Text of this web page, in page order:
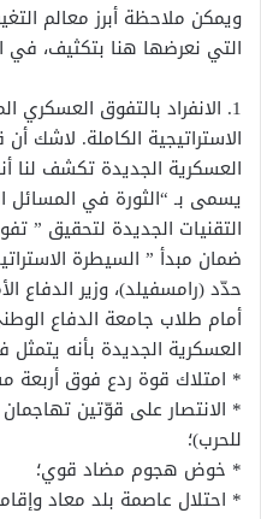
ويمكن ملاحظة أبرز معالم
التي نعرضها هنا بتكثيف، في
1. الانفراد بالتفوق
الاستراتيجية الكاملة. لاشك
العسكرية الجديدة تكشف لنا
يسمى بـ “الثورة في
التقنيات الجديدة لتحقيق ”
ضمان مبدأ ” السيطرة
حدّد (رامسفيلد)، وزير الدفاع
العسكرية الجديدة بأنه
* امتلاك قوة ردع فوق أربعة
* الانتصار على قوّتين
للحرب)؛
* خوض هجوم مضاد قوي؛
* احتلال عاصمة بلد معاد